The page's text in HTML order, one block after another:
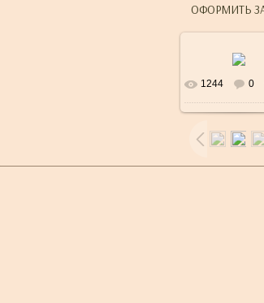
ОФОРМИТЬ
В
73.2Kb
1244 0